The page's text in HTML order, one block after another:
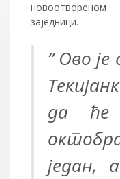
заједници.
” Ово
да ће
један,